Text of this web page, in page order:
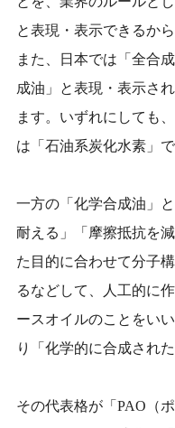
と表現・表示できるから
また、日本では「全合
成油」と表現・表示さ
ます。いずれにしても
は「石油系炭化水素」で
一方の「化学合成油」
耐える」「摩擦抵抗を
た目的に合わせて分子
るなどして、人工的に
ースオイルのことをい
り「化学的に合成された
その代表格が「PAO（